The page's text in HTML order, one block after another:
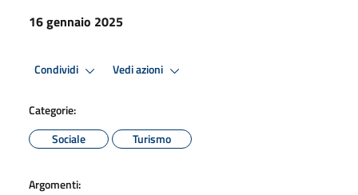
16 gennaio 2025
Condividi Vedi azioni
Categorie:
Sociale
Turismo
Argomenti: